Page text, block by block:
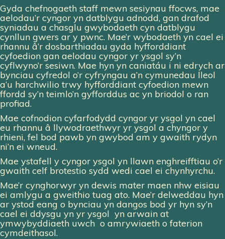
Gyda chefnogaeth staff mewn sesiynau ffocws, mae
aelodau’r cyngor yn datblygu adnodd, gan drafod
syniadau a chasglu gwybodaeth cyn datblygu
cynllun gwers ar y pwnc. Mae’r wybodaeth yn cael ei
rhannu â’r dosbarthiadau gyda hyfforddiant
cyfoedion gan aelodau cyngor yr ysgol sy’n
cyflwyno’r sesiwn. Mae hyn yn caniatáu i ni edrych ar
bynciau cyfredol o’r cyfryngau a’n cymunedau lleol
a’u harchwilio trwy hyfforddiant cyfoedion mewn
ffordd sy’n teimlo’n gyfforddus ac yn briodol o ran
profiad.
Mae cofnodion cyfarfodydd cyngor yr ysgol yn cael
eu rhannu â llywodraethwyr yr ysgol a chyngor y
rhieni, fel bod pawb yn gwybod am y gwaith rydyn
ni’n ei wneud.
Mae ystafell y cyngor ysgol yn llawn enghreifftiau o’r
gwaith celf brotestio sydd wedi cael ei chynhyrchu.
Mae’r cynghorwyr yn dewis mater maen nhw eisiau
ei amlygu a gweithio tuag ato. Mae’r delweddau hyn
ar ystod eang o bynciau yn dangos bod yr hyn sy’n
cael ei ddysgu yn yr ysgol yn arwain at
ymwybyddiaeth uwch o amrywiaeth o faterion
cymdeithasol.